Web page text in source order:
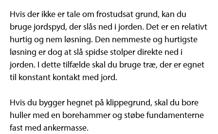
Hvis der ikke er tale om frostudsat grund, kan du
bruge jordspyd, der slås ned i jorden. Det er en relativt
hurtig og nem løsning. Den nemmeste og hurtigste
løsning er dog at slå spidse stolper direkte ned i
jorden. I dette tilfælde skal du bruge træ, der er egnet
til konstant kontakt med jord.
Hvis du bygger hegnet på klippegrund, skal du bore
huller med en borehammer og støbe fundamenterne
fast med ankermasse.